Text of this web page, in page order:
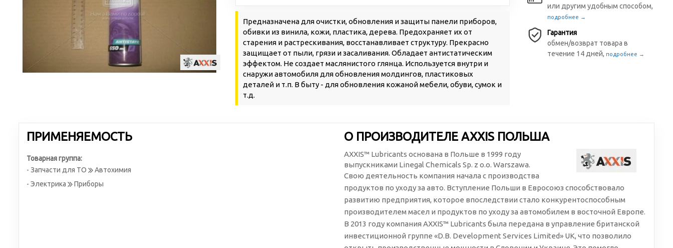
Предназначена для очистки, обновления и защиты панели приборов,
обивки из винила, кожи, пластика, дерева. Предохраняет их от
старения и растрескивания, восстанавливает структуру. Прекрасно
защищает от пыли, грязи и засаливания. Обладает антистатическим
эффектом. Не создает маслянистого глянца. Используется внутри и
снаружи автомобиля для обновления молдингов, пластиковых
деталей и т.п. В быту - для обновления кожаной мебели, обуви, сумок и
т.д.
или другим удобным способом,
подробнее →
Гарантия
обмен/возврат товара в
течение 14 дней,подробнее →
ПРИМЕНЯЕМОСТЬ
Товарная группа:
- Запчасти для ТО
Автохимия
- Электрика
Приборы
О ПРОИЗВОДИТЕЛЕ AXXIS ПОЛЬША
AXXIS™ Lubricants основана в Польше в 1999 году
выпускниками Linegal Chemicals Sp. z o.o. Warszawa.
Свою деятельность компания начала с производства
продуктов по уходу за авто. Вступление Польши в Евросоюз способствовало
развитию предприятия, которое впоследствии стало конкурентоспособным
производителем масел и продуктов по уходу за автомобилем в восточной Европе.
В 2013 году компания AXXIS™ Lubricants была передана в управление британской
инвестиционной группе «D.B. Development Services Limited» UK, что позволило